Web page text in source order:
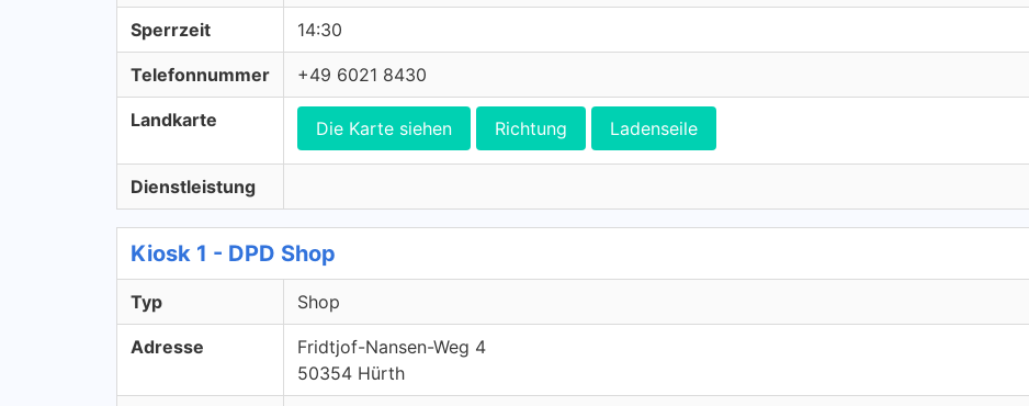
Sperrzeit 14:30
Telefonnummer +49 6021 8430
Landkarte Die Karte siehen Richtung Ladenseile
Dienstleistung
Kiosk 1 - DPD Shop
Typ Shop
Adresse
Fridtjof-Nansen-Weg 4
50354 Hürth